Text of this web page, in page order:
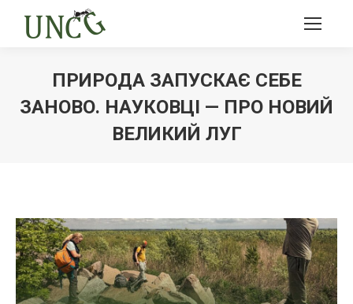
ПРИРОДА ЗАПУСКАЄ СЕБЕ
ЗАНОВО. НАУКОВЦІ — ПРО НОВИЙ
ВЕЛИКИЙ ЛУГ